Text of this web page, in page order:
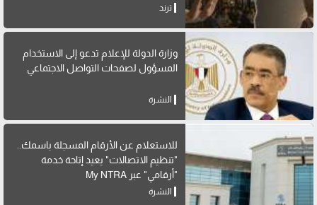
ترند
وزارة الدولة للإعلام تدعو إلى الاستخدام
المسؤول لصفحات التواصل الاجتماعي
النشرة
للاستعلام عن الأرقام المسجلة باسمك..
"تنظيم الاتصالات" يعيد إتاحة خدمة
"أرقامي" عبر My NTRA
النشرة